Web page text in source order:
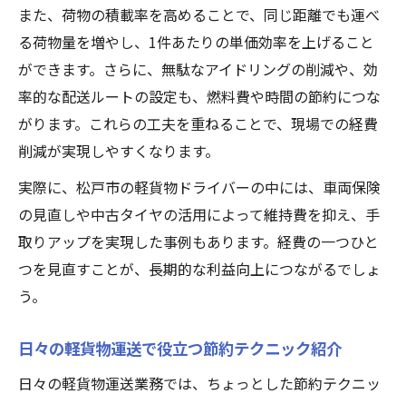
また、荷物の積載率を高めることで、同じ距離でも運べ
る荷物量を増やし、1件あたりの単価効率を上げること
ができます。さらに、無駄なアイドリングの削減や、効
率的な配送ルートの設定も、燃料費や時間の節約につな
がります。これらの工夫を重ねることで、現場での経費
削減が実現しやすくなります。
実際に、松戸市の軽貨物ドライバーの中には、車両保険
の見直しや中古タイヤの活用によって維持費を抑え、手
取りアップを実現した事例もあります。経費の一つひと
つを見直すことが、長期的な利益向上につながるでしょ
う。
日々の軽貨物運送で役立つ節約テクニック紹介
日々の軽貨物運送業務では、ちょっとした節約テクニッ